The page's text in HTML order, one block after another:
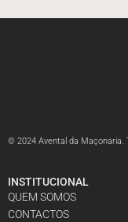
© 2024 Avental da Maçonaria.
INSTITUCIONAL
QUEM SOMOS
CONTACTOS